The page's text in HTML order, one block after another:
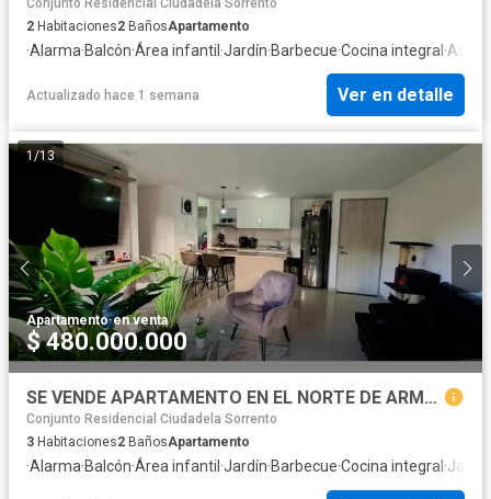
2 Habitaciones2 BañosApartamento
·Alarma·Balcón·Área infantil ·Jardín·Barbecue·Cocina integral ·
Actualizado hace 1 semana Ver en detalle
1/13
Apartamento·en venta
$ 480.000.000
SE VENDE APARTAMENTO EN EL NORTE DE ARMENIA
Conjunto Residencial Ciudadela Sorrento
3 Habitaciones2 BañosApartamento
·Alarma·Balcón·Área infantil ·Jardín·Barbecue·Cocina integral ·